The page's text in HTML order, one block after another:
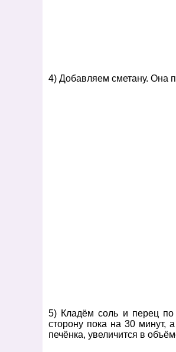
4) Добавляем сметану. Она
5) Кладём соль и перец
сторону пока на 30 минут,
печёнка, увеличится в